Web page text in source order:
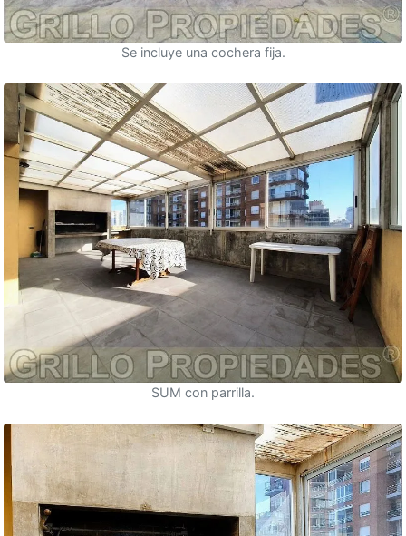
Se incluye una cochera fija.
SUM con parrilla.